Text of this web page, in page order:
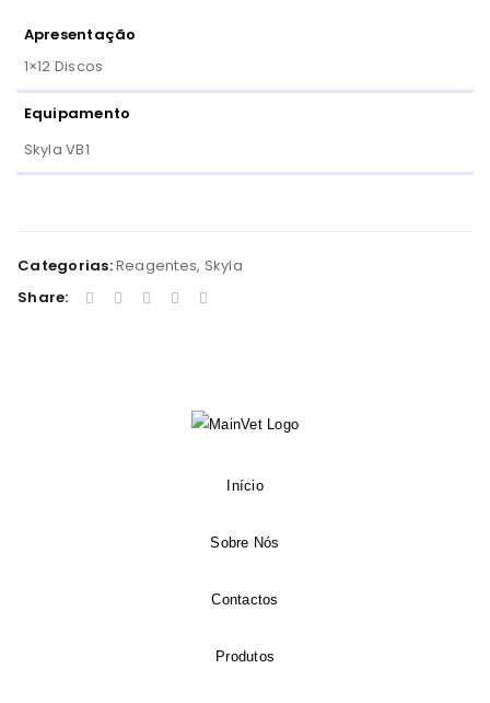
Apresentação
1×12 Discos
Equipamento
Skyla VB1
Categorias:Reagentes, Skyla
Share:
Início
Sobre Nós
Contactos
Produtos